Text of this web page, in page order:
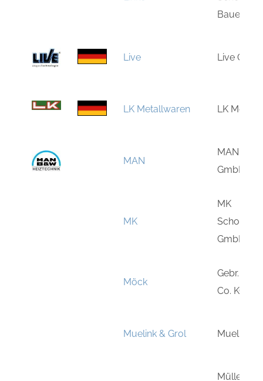
Live Live
LK Metallwaren LK
MAN
MAN
GmbH
MK
MK
GmbH
Möck
Gebr.
Co. KG
Muelink & Grol Muelink &
Müller &